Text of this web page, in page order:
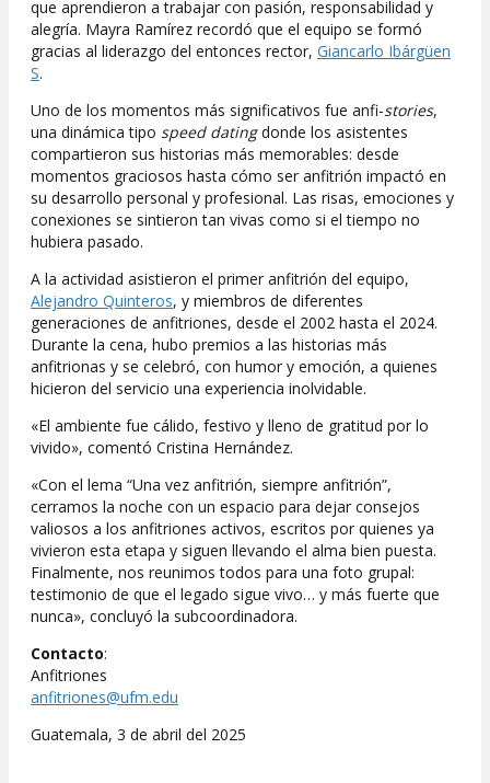
que aprendieron a trabajar con pasión, responsabilidad y
alegría. Mayra Ramírez recordó que el equipo se formó
gracias al liderazgo del entonces rector, Giancarlo Ibárgüen
S.
Uno de los momentos más significativos fue anfi-stories,
una dinámica tipo speed datingdonde los asistentes
compartieron sus historias más memorables: desde
momentos graciosos hasta cómo ser anfitrión impactó en
su desarrollo personal y profesional. Las risas, emociones y
conexiones se sintieron tan vivas como si el tiempo no
hubiera pasado.
A la actividad asistieron el primer anfitrión del equipo,
Alejandro Quinteros, y miembros de diferentes
generaciones de anfitriones, desde el 2002 hasta el 2024.
Durante la cena, hubo premios a las historias más
anfitrionas y se celebró, con humor y emoción, a quienes
hicieron del servicio una experiencia inolvidable.
«El ambiente fue cálido, festivo y lleno de gratitud por lo
vivido», comentó Cristina Hernández.
«Con el lema “Una vez anfitrión, siempre anfitrión”,
cerramos la noche con un espacio para dejar consejos
valiosos a los anfitriones activos, escritos por quienes ya
vivieron esta etapa y siguen llevando el alma bien puesta.
Finalmente, nos reunimos todos para una foto grupal:
testimonio de que el legado sigue vivo… y más fuerte que
nunca», concluyó la subcoordinadora.
Contacto:
Anfitriones
anfitriones@ufm.edu
Guatemala, 3 de abril del 2025